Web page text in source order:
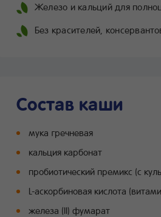
Железо и кальций для
Без красителей,
Состав каши
мука гречневая
кальция карбонат
пробиотический премикс (с
L-аскорбиновая кислота
железа (II) фумарат